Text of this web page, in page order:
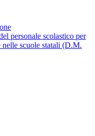
personale scolastico per
scuole statali (D.M.